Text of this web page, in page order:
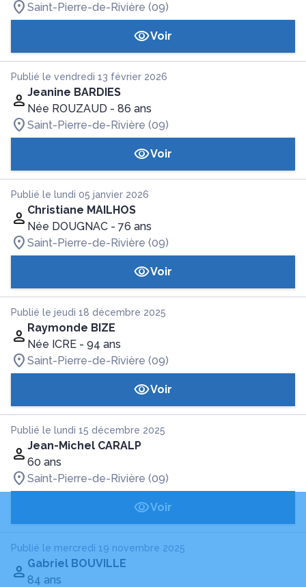
Saint-Pierre-de-Rivière (09)
Voir
Publié le vendredi 13 février 2026
Jeanine BARDIES
Née ROUZAUD - 86 ans
Saint-Pierre-de-Rivière (09)
Voir
Publié le lundi 05 janvier 2026
Christiane MAILHOS
Née DOUGNAC - 76 ans
Saint-Pierre-de-Rivière (09)
Voir
Publié le jeudi 18 décembre 2025
Raymonde BIZE
Née ICRE - 94 ans
Saint-Pierre-de-Rivière (09)
Voir
Publié le lundi 15 décembre 2025
Jean-Michel CARALP
60 ans
Saint-Pierre-de-Rivière (09)
Voir
Publié le mercredi 19 novembre 2025
Gabriel BOUVILLE
84 ans